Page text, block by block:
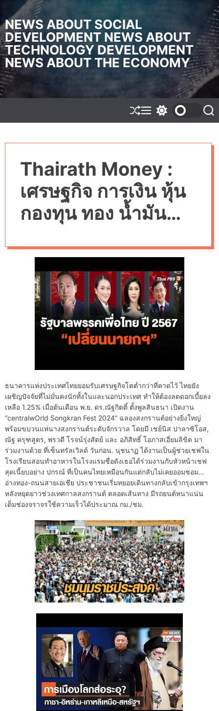
i
p
t
o
c
o
n
n
NEWS ABOUT SOCIAL
DEVELOPMENT NEWS ABOUT
TECHNOLOGY DEVELOPMENT
NEWS ABOUT THE ECONOMY
S
h
e
M
e
w
c
o
o
r
m
o
d
S
e
Thairath Money :
เศรษฐกิจ การเงิน หุ้น
กองทุน ทอง น้ำมัน
ธนาคารแห่งประเทศไทยยอมรับเศรษฐกิจโตต่ำกว่าที่คาดไว้ ไทยยัง
เผชิญปัจจัยที่ไม่มั่นคงนักทั้งในและนอกประเทศ ทำให้ต้องลดดอกเบี้ยลง
เหลือ 1.25% เมื่อต้นเดือน พ.ย. ดร.ณัฐกิตติ์ ตั้งพูลสินธนา เปิดงาน
“centralwOrld Songkran Fest 2024” ฉลองสงกรานต์อย่างยิ่งใหญ่
พร้อมขบวนแห่นางสงกรานต์ระดับจักรวาล โดยมี เชย์นิส ปาลาซิโอส,
ณัฐ ครุฑสูตร, พรวดี โรจน์รุ่งสัตย์ และ อภิสิทธิ์ โอภาสเอี่ยมลิขิต มา
ร่วมงานด้วย ที่เซ็นทรัลเวิลด์ วันก่อน. นุชนาฏ ได้งานเป็นผู้ช่วยเชฟใน
โรงเรียนสอนทําอาหารในโรงแรมชื่อดังเธอได้ร่วมงานกับหัวหน้าเชฟ
สุดเนี้ยบอย่าง ปกรณ์ ที่เป็นคนไทยเหมือนกันแต่กลับไม่เคยออมชอม…
อ่างทอง-ถนนสายเอเชีย ประชาชนเริ่มทยอยเดินทางกลับเข้ากรุงเทพฯ
หลังหยุดยาวช่วงเทศกาลสงกรานต์ ตลอดเส้นทาง มีรถยนต์หนาแน่น
เต็มช่องจราจรใช้ความเร็วได้ประมาณ กม./ชม.